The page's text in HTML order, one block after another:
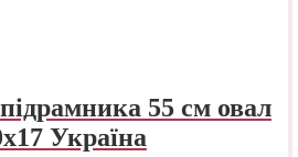
55 см овал
Україна